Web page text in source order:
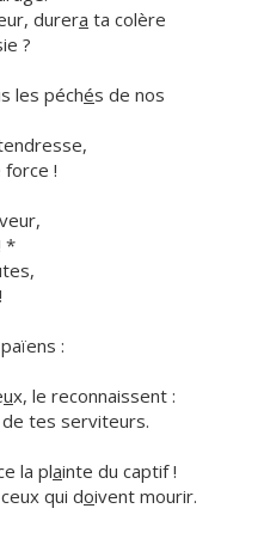
durera ta colère
?
les péchés de nos
!
*
:
ux, le reconnaissent :
de tes serviteurs.
la plainte du captif !
qui doivent mourir.